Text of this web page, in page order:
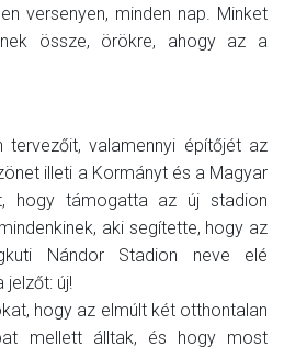
versenyen, minden nap. Minket
össze, örökre, ahogy az a
valamennyi építőjét az
illeti a Kormányt és a Magyar
hogy támogatta az új stadion
aki segítette, hogy az
Nándor Stadion neve elé
jelzőt: új!
hogy az elmúlt két otthontalan
mellett álltak, és hogy most